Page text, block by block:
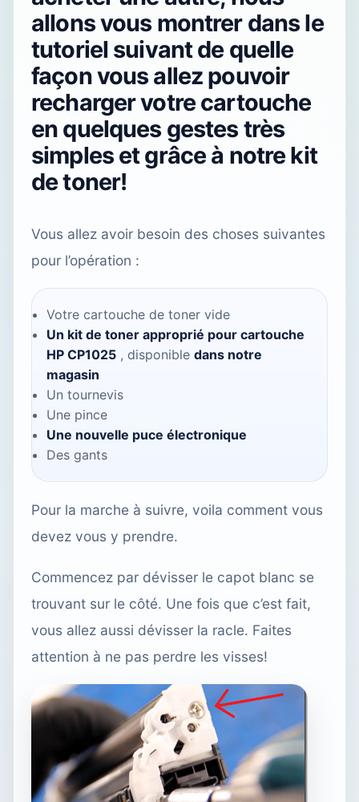
allons vous montrer dans le
tutoriel suivant de quelle
façon vous allez pouvoir
recharger votre cartouche
en quelques gestes très
simples et grâce à notre kit
de toner!
Vous allez avoir besoin des choses suivantes
pour l’opération :
Votre cartouche de toner vide
Un kit de toner approprié pour cartouche
HP CP1025 , disponible dans notre
magasin
Un tournevis
Une pince
Une nouvelle puce électronique
Des gants
Pour la marche à suivre, voila comment vous
devez vous y prendre.
Commencez par dévisser le capot blanc se
trouvant sur le côté. Une fois que c’est fait,
vous allez aussi dévisser la racle. Faites
attention à ne pas perdre les visses!